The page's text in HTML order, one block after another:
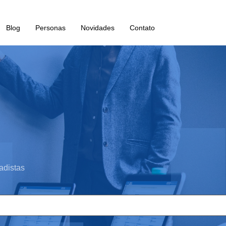
Blog Personas Novidades Contato